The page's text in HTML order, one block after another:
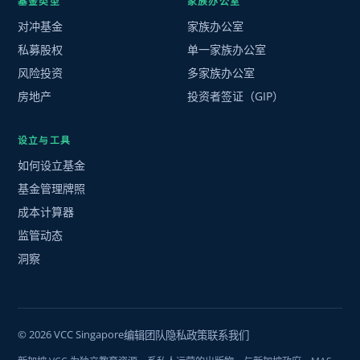
对冲基金
私募股权
风险投资
房地产
家族办公室
单一家族办公室
多家族办公室
投资者签证（GIP）
设立与工具
如何设立基金
基金管理牌照
成本计算器
监管动态
洞察
© 2026 VCC Singapore编辑团队隐私政策联系我们